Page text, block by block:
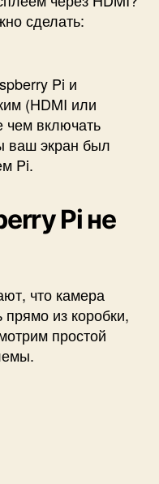
сделать:
Pi и
(HDMI или
чем включать
ваш экран был
Pi.
Pi не
что камера
прямо из коробки,
простой